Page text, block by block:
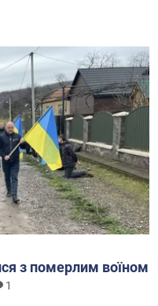
з померлим воїном
1